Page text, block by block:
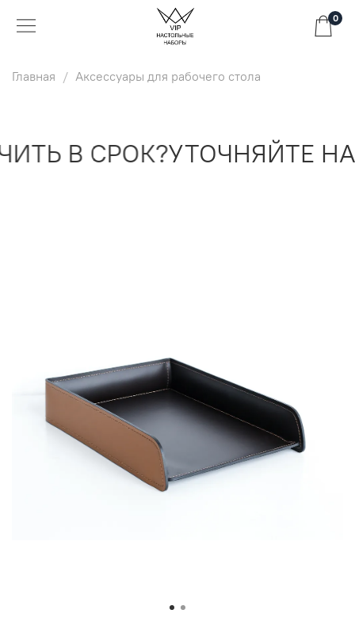
0
Главная Аксессуары для рабочего стола
В СРОК?УТОЧНЯЙТЕ